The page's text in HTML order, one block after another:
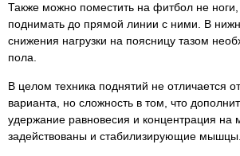
Также можно поместить на фитбол не ноги,
поднимать до прямой линии с ними. В
снижения нагрузки на поясницу тазом
пола.
В целом техника поднятий не отличается
варианта, но сложность в том, что
удержание равновесия и концентрация на
задействованы и стабилизирующие мышцы.